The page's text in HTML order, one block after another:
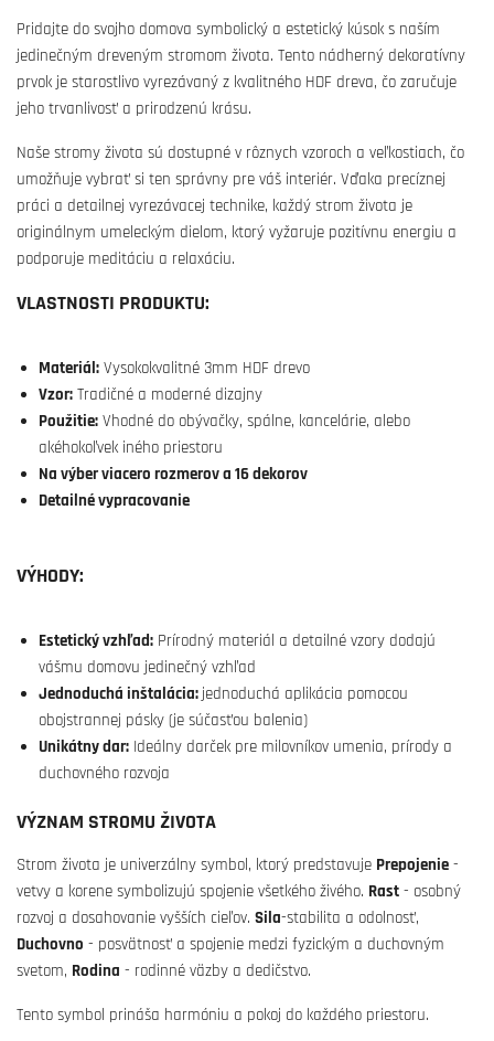
Pridajte do svojho domova symbolický a estetický kúsok s naším
jedinečným dreveným stromom života. Tento nádherný dekoratívny
prvok je starostlivo vyrezávaný z kvalitného HDF dreva, čo zaručuje
jeho trvanlivosť a prirodzenú krásu.
Naše stromy života sú dostupné v rôznych vzoroch a veľkostiach, čo
umožňuje vybrať si ten správny pre váš interiér. Vďaka precíznej
práci a detailnej vyrezávacej technike, každý strom života je
originálnym umeleckým dielom, ktorý vyžaruje pozitívnu energiu a
podporuje meditáciu a relaxáciu.
VLASTNOSTI PRODUKTU:
Materiál: Vysokokvalitné 3mm HDF drevo
Vzor: Tradičné a moderné dizajny
Použitie: Vhodné do obývačky, spálne, kancelárie, alebo
akéhokoľvek iného priestoru
Na výber viacero rozmerov a 16 dekorov
Detailné vypracovanie
VÝHODY:
Estetický vzhľad: Prírodný materiál a detailné vzory dodajú
vášmu domovu jedinečný vzhľad
Jednoduchá inštalácia: jednoduchá aplikácia pomocou
obojstrannej pásky (je súčasťou balenia)
Unikátny dar: Ideálny darček pre milovníkov umenia, prírody a
duchovného rozvoja
VÝZNAM STROMU ŽIVOTA
Strom života je univerzálny symbol, ktorý predstavuje Prepojenie -
vetvy a korene symbolizujú spojenie všetkého živého. Rast - osobný
rozvoj a dosahovanie vyšších cieľov. Sila-stabilita a odolnosť,
Duchovno - posvätnosť a spojenie medzi fyzickým a duchovným
svetom, Rodina - rodinné väzby a dedičstvo.
Tento symbol prináša harmóniu a pokoj do každého priestoru.